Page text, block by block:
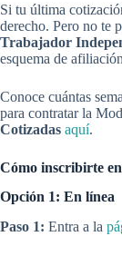
Si tu última
derecho. Pero no te
Trabajador
esquema de
Conoce cuántas
para contratar la
Cotizadas aquí.
Cómo inscribirte
Opción 1: En línea
Paso 1: Entra a la